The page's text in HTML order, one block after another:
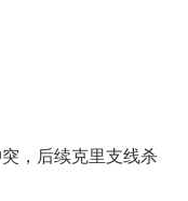
，后续克里支线杀